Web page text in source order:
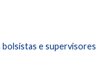
e supervisores